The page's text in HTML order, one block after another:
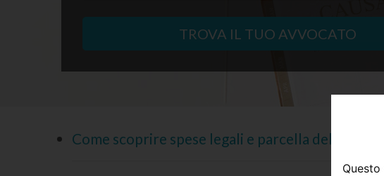
TROVA IL TUO AVVOCATO
Come scoprire spese legali e parcella